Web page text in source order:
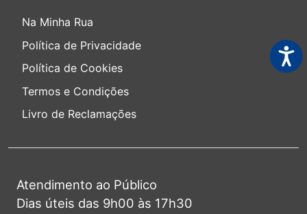
Na Minha Rua
Política de Privacidade
Política de Cookies
Termos e Condições
Livro de Reclamações
Atendimento ao Público
Dias úteis das 9h00 às 17h30